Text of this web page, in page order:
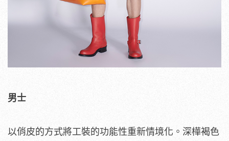
男士
以俏皮的方式將工裝的功能性重新情境化。深樺褐色